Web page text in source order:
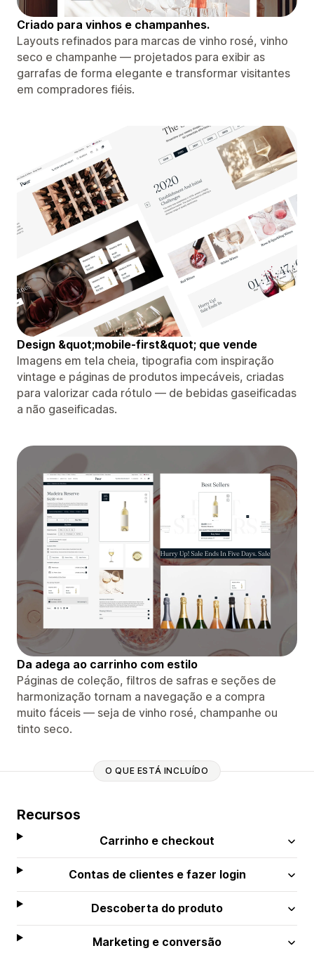
Criado para vinhos e champanhes.
Layouts refinados para marcas de vinho rosé, vinho
seco e champanhe — projetados para exibir as
garrafas de forma elegante e transformar visitantes
em compradores fiéis.
Design &quot;mobile-first&quot; que vende
Imagens em tela cheia, tipografia com inspiração
vintage e páginas de produtos impecáveis, criadas
para valorizar cada rótulo — de bebidas gaseificadas
a não gaseificadas.
Da adega ao carrinho com estilo
Páginas de coleção, filtros de safras e seções de
harmonização tornam a navegação e a compra
muito fáceis — seja de vinho rosé, champanhe ou
tinto seco.
O QUE ESTÁ INCLUÍDO
Recursos
Carrinho e checkout
Contas de clientes e fazer login
Descoberta do produto
Marketing e conversão